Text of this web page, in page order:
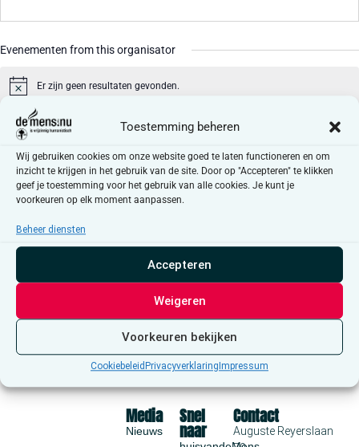
Toestemming beheren
Wij gebruiken cookies om onze website goed te laten functioneren en om
inzicht te krijgen in het gebruik van de site. Door op "Accepteren" te klikken
geef je toestemming voor het gebruik van alle cookies. Je kunt je
voorkeuren op elk moment aanpassen.
Beheer diensten
Accepteren
Weigeren
Voorkeuren bekijken
Cookiebeleid Privacyverklaring Impressum
Evenementen from this organisator
BerichtEr zijn geen resultaten gevonden.
Aankomende
Selecteer
een
datum.VorigeEvenementen Vandaag Volgende
Snel
naar
Media
Nieuws
Contact
Auguste Reyerslaan